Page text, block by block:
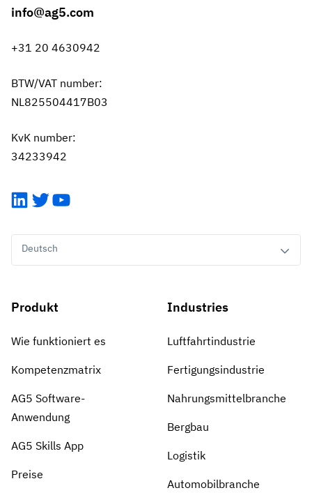
info@ag5.com
+31 20 4630942
BTW/VAT number:
NL825504417B03
KvK number:
34233942
LinkedIn
TwitterYouTube
Deutsch
Produkt
Wie funktioniert es
Kompetenzmatrix
AG5 Software-
Anwendung
AG5 Skills App
Preise
Industries
Luftfahrtindustrie
Fertigungsindustrie
Nahrungsmittelbranche
Bergbau
Logistik
Automobilbranche